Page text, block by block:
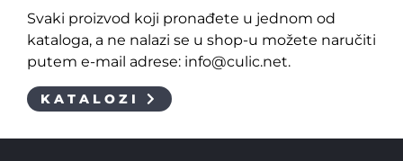
Svaki proizvod koji pronađete u jednom od
kataloga, a ne nalazi se u shop-u možete naručiti
putem e-mail adrese: info@culic.net.
KATALOZI